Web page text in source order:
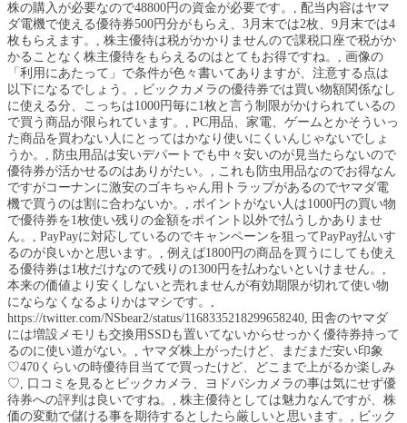
株の購入が必要なので48800円の資金が必要です。, 配当内容はヤマ
ダ電機で使える優待券500円分がもらえ、3月末では2枚、9月末では4
枚もらえます。, 株主優待は税がかかりませんので課税口座で税がか
かることなく株主優待をもらえるのはとてもお得ですね。, 画像の
「利用にあたって」で条件が色々書いてありますが、注意する点は
以下になるでしょう。, ビックカメラの優待券では買い物額関係なし
に使える分、こっちは1000円毎に1枚と言う制限がかけられているの
で買う商品が限られています。, PC用品、家電、ゲームとかそういっ
た商品を買わない人にとってはかなり使いにくいんじゃないでしょ
うか。, 防虫用品は安いデパートでも中々安いのが見当たらないので
優待券が活かせるのはありがたい。, これも防虫用品なのでお得なん
ですがコーナンに激安のゴキちゃん用トラップがあるのでヤマダ電
機で買うのは割に合わないか。, ポイントがない人は1000円の買い物
で優待券を1枚使い残りの金額をポイント以外で払うしかありませ
ん。, PayPayに対応しているのでキャンペーンを狙ってPayPay払いす
るのが良いかと思います。, 例えば1800円の商品を買うにしても使え
る優待券は1枚だけなので残りの1300円を払わないといけません。,
本来の価値より安くしないと売れませんが有効期限が切れて使い物
にならなくなるよりかはマシです。,
https://twitter.com/NSbear2/status/1168335218299658240, 田舎のヤマダ
には増設メモリも交換用SSDも置いてないからせっかく優待券持って
るのに使い道がない。, ヤマダ株上がったけど、まだまだ安い印象
♡470くらいの時優待目当てで買ったけど、どこまで上がるか楽しみ
♡, 口コミを見るとビックカメラ、ヨドバシカメラの事は気にせず優
待券への評判は良いですね。, 株主優待としては魅力なんですが、株
価の変動で儲ける事を期待するとしたら厳しいと思います。, ビック